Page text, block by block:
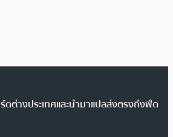
ดต่างประเทศและนำมาแปลส่งตรงถึงฟีด